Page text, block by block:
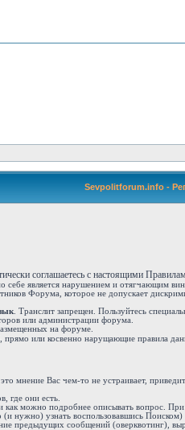
Sevpolitforum.info -
соглашаетесь с настоящими
себе является нарушением и отягчающим
Форума, которое не допускает
. Транслит запрещен. Пользуйтесь
или администрации форума.
на форуме.
прямо или косвенно нарущающие правила
мнение Вас чем-то не устраивает,
где они есть.
как можно подробнее описывать вопрос.
узнать воспользовавшись
предыдущих сообщений (оверквотинг),